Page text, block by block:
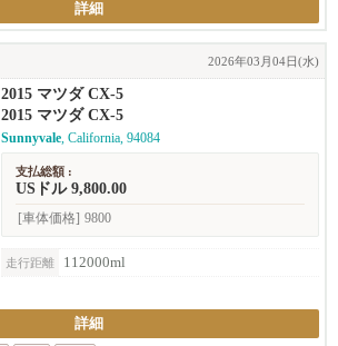
詳細
2026年03月04日(水)
2015 マツダ CX-5
2015 マツダ CX-5
Sunnyvale, California, 94084
支払総額 :
USドル 9,800.00
[車体価格] 9800
走行距離
112000ml
詳細